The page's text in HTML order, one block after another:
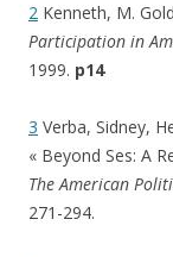
2 Kenneth, M.
Participation in
1999. p14
3 Verba, Sidney,
« Beyond Ses: A
The American
271-294.